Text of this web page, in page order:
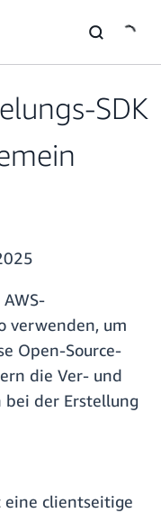
SDK
verwenden, um
Open-Source-
die Ver- und
bei der Erstellung
eine clientseitige